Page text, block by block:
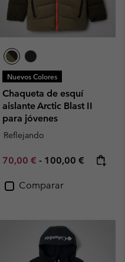
Nuevos Colores
Chaqueta de esquí
aislante Arctic Blast II
para jóvenes
Reflejando
Minimum sale price:
70,00 € - Maximum price:
100,00 €
Comparar